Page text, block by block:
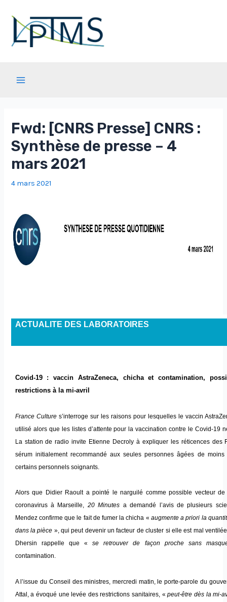
contenu
Fwd: [CNRS Presse] CNRS :
Synthèse de presse – 4
mars 2021
4 mars 2021
ACTUALITE DES LABORATOIRES
Covid-19 : vaccin AstraZeneca, chicha et contamination,
restrictions à la mi-avril
France Cultures’interroge sur les raisons pour lesquelles le vaccin
utilisé alors que les listes d’attente pour la vaccination contre le Covid-19
La station de radio invite Etienne Decroly à expliquer les réticences des
sérum initialement recommandé aux seules personnes âgées de
certains personnels soignants.
Alors que Didier Raoult a pointé le narguilé comme possible vecteur de
coronavirus à Marseille, 20 Minutes a demandé l’avis de plusieurs
Mendez confirme que le fait de fumer la chicha « augmente a priori la
dans la pièce », qui peut devenir un facteur de cluster si elle est mal
Dhersin rappelle que «se retrouver de façon proche sans
contamination.
A l’issue du Conseil des ministres, mercredi matin, le porte-parole du
Attal, a évoqué une levée des restrictions sanitaires, «peut-être dès la mi-